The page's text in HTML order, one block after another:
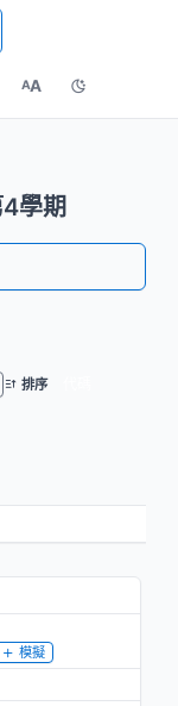
AA
學期
排序
模擬